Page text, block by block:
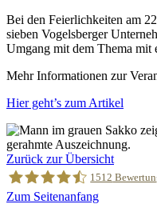
Bei den Feierlichkeiten am
sieben Vogelsberger
Umgang mit dem Thema mit
Mehr Informationen zur
Hier geht’s zum Artikel
Zurück zur Übersicht
1512
Zum Seitenanfang